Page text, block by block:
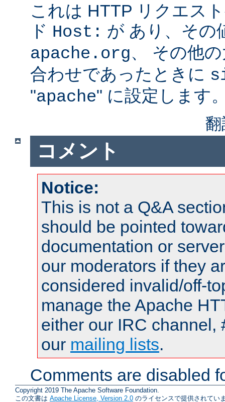
これは HTTP リクエス
ド Host: が あり、その
apache.org、 その他
合わせであったときに
"apache" に設定します
コメント
Notice:
This is not a Q&A
should be pointed
documentation or
our moderators if they
considered invalid/off-
manage the Apache
either our IRC channel,
our mailing lists.
Comments are disabled
Copyright 2019 The Apache Software Foundation.
この文書は Apache License, Version 2.0 のライセンスで提供されてい